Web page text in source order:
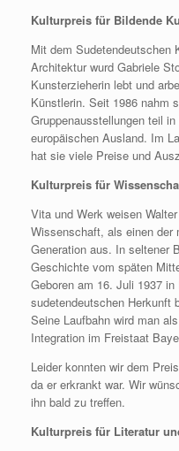
Kulturpreis für Bildende
Mit dem Sudetendeutschen
Architektur wurd Gabriele
Kunsterzieherin lebt und
Künstlerin. Seit 1986 nahm
Gruppenausstellungen teil
europäischen Ausland. Im
hat sie viele Preise und
Kulturpreis für
Vita und Werk weisen
Wissenschaft, als einen der
Generation aus. In seltener
Geschichte vom späten
Geboren am 16. Juli 1937
sudetendeutschen Herkunft
Seine Laufbahn wird man
Integration im Freistaat
Leider konnten wir dem
da er erkrankt war. Wir
ihn bald zu treffen.
Kulturpreis für Literatur